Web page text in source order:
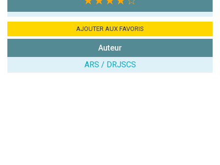
AJOUTER AUX FAVORIS
Auteur
ARS / DRJSCS